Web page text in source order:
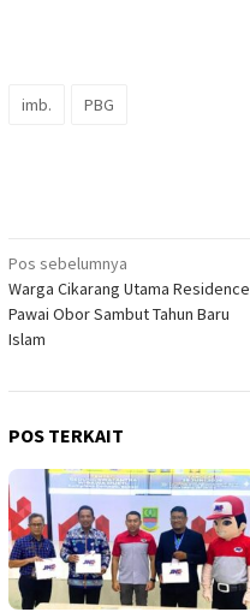
imb. PBG
Navigasi
pos
Pos sebelumnya
Warga Cikarang Utama Residence
Pawai Obor Sambut Tahun Baru
Islam
POS TERKAIT